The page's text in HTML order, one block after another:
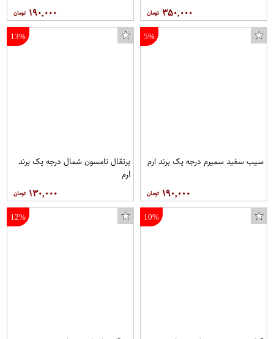
۳۵۰,۰۰۰ ۱۹۰,۰۰۰
5%
سیب سفید سمیرم درجه یک برند ارم
۱۹۰,۰۰۰
13%
پرتقال تامسون شمال درجه یک برند
ارم
۱۳۰,۰۰۰
10%
12%